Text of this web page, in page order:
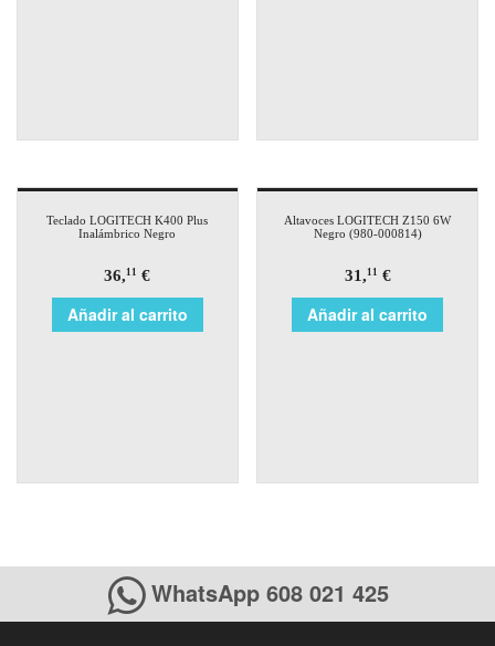
Teclado LOGITECH K400 Plus
Inalámbrico Negro
36,11 €
Añadir al carrito
Altavoces LOGITECH Z150 6W
Negro (980-000814)
31,11 €
Añadir al carrito
WhatsApp 608 021 425